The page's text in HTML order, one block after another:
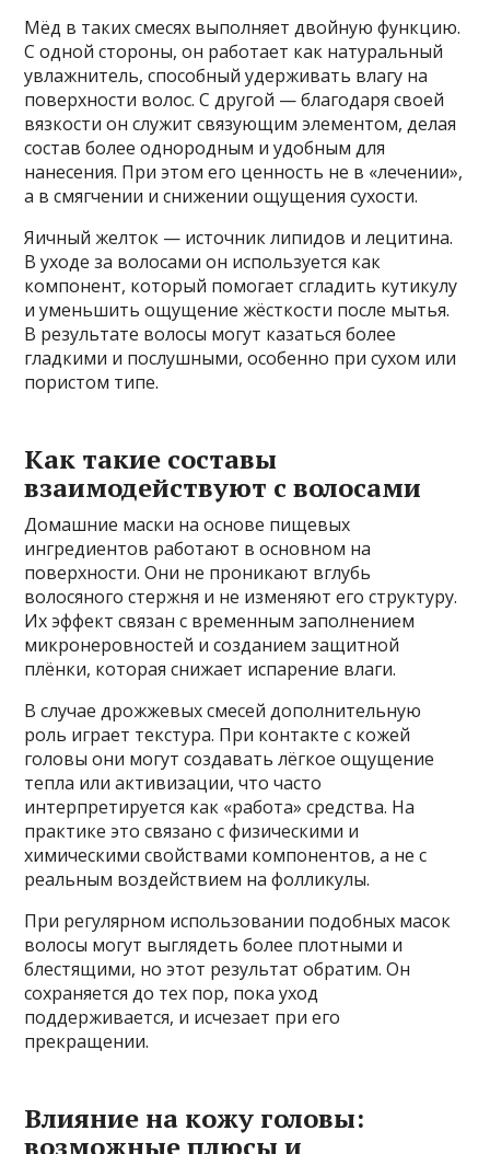
Мёд в таких смесях выполняет двойную функцию.
С одной стороны, он работает как натуральный
увлажнитель, способный удерживать влагу на
поверхности волос. С другой — благодаря своей
вязкости он служит связующим элементом, делая
состав более однородным и удобным для
нанесения. При этом его ценность не в «лечении»,
а в смягчении и снижении ощущения сухости.
Яичный желток — источник липидов и лецитина.
В уходе за волосами он используется как
компонент, который помогает сгладить кутикулу
и уменьшить ощущение жёсткости после мытья.
В результате волосы могут казаться более
гладкими и послушными, особенно при сухом или
пористом типе.
Как такие составы
взаимодействуют с волосами
Домашние маски на основе пищевых
ингредиентов работают в основном на
поверхности. Они не проникают вглубь
волосяного стержня и не изменяют его структуру.
Их эффект связан с временным заполнением
микронеровностей и созданием защитной
плёнки, которая снижает испарение влаги.
В случае дрожжевых смесей дополнительную
роль играет текстура. При контакте с кожей
головы они могут создавать лёгкое ощущение
тепла или активизации, что часто
интерпретируется как «работа» средства. На
практике это связано с физическими и
химическими свойствами компонентов, а не с
реальным воздействием на фолликулы.
При регулярном использовании подобных масок
волосы могут выглядеть более плотными и
блестящими, но этот результат обратим. Он
сохраняется до тех пор, пока уход
поддерживается, и исчезает при его
прекращении.
Влияние на кожу головы:
возможные плюсы и